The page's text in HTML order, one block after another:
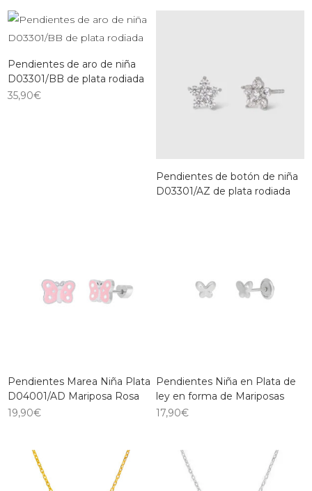
Pendientes de aro de niña
D03301/BB de plata rodiada
35,90€
Pendientes de botón de niña
D03301/AZ de plata rodiada
Pendientes Marea Niña Plata
D04001/AD Mariposa Rosa
19,90€
Pendientes Niña en Plata de
ley en forma de Mariposas
17,90€